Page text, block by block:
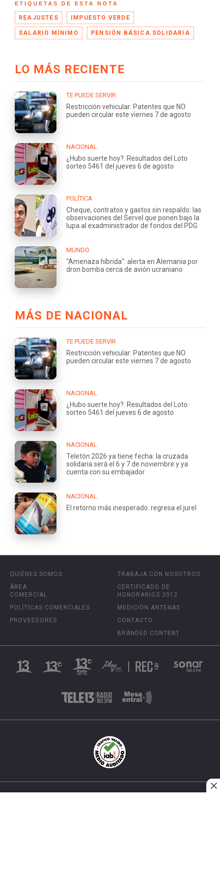
ETIQUETAS DE ESTA NOTA
REAJUSTES IMPUESTO VERDE
SALARIO MÍNIMO PENSIÓN BÁSICA SOLIDARIA
LO MÁS RECIENTE
TE PUEDE SERVIR
Restricción vehicular: Patentes que NO
pueden circular este viernes 7 de agosto
NACIONAL
¿Hubo suerte hoy?: Resultados del Loto
sorteo 5461 del jueves 6 de agosto
POLÍTICA
Cheque, contratos y gastos sin respaldo: las
observaciones del Servel que ponen bajo la
lupa al exadministrador de fondos del PDG
MUNDO
"Amenaza híbrida": alerta en Alemania por
dron bomba cerca de avión ucraniano
MÁS DE NACIONAL
TE PUEDE SERVIR
Restricción vehicular: Patentes que NO
pueden circular este viernes 7 de agosto
NACIONAL
¿Hubo suerte hoy?: Resultados del Loto
sorteo 5461 del jueves 6 de agosto
NACIONAL
Teletón 2026 ya tiene fecha: la cruzada
solidaria será el 6 y 7 de noviembre y ya
cuenta con su embajador
NACIONAL
El retorno más inesperado: regresa el jurel
QUIÉNES SOMOS
ÁREA
COMERCIAL
POLÍTICAS COMERCIALES
PROVEEDORES
TRABAJA CON NOSOTROS
CERTIFICADO DE
HONORARIOS 2012
MEDICIÓN ANTENAS
CONTACTO
BRANDED CONTENT